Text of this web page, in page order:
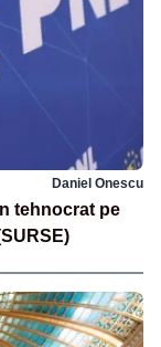
Daniel Onescu
tehnocrat pe